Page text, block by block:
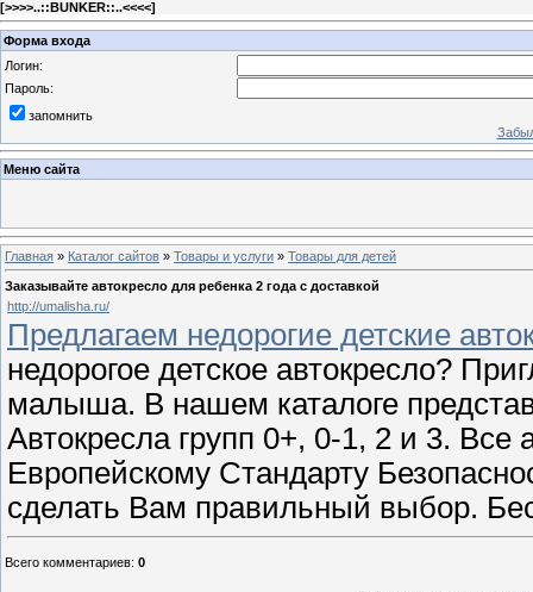
[>>>>..::BUNKER::..<<<<]
Форма входа
Логин:
Пароль:
запомнить
Меню сайта
Главная » Каталог сайтов » Товары и услуги » Товары для детей
Заказывайте автокресло для ребенка 2 года с доставкой
http://umalisha.ru/
Предлагаем недорогие детские
недорогое детское автокресло?
малыша. В нашем каталоге
Автокресла групп 0+, 0-1, 2 и 3.
Европейскому Стандарту
сделать Вам правильный выбор.
Всего комментариев: 0